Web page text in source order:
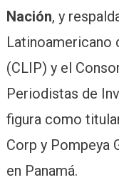
Nación, y
Latinoamericano
(CLIP) y el
Periodistas de
figura como
Corp y Pompeya
en Panamá.